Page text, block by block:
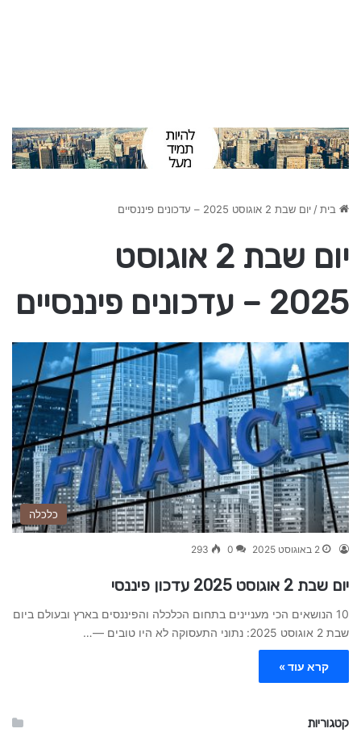
בית/יום שבת 2 אוגוסט 2025 – עדכונים פיננסיים
יום שבת 2 אוגוסט
2025 – עדכונים פיננסיים
כלכלה
2 באוגוסט 2025 0
293
יום שבת 2 אוגוסט 2025 עדכון פיננסי
10 הנושאים הכי מעניינים בתחום הכלכלה והפיננסים בארץ ובעולם ביום
שבת 2 אוגוסט 2025: נתוני התעסוקה לא היו טובים —…
קרא עוד »
קטגוריות